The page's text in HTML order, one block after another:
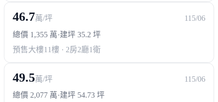
46.7萬/坪
115/06
總價 1,355 萬·建坪 35.2 坪
預售大樓11樓 · 2房2廳1衛
49.5萬/坪
115/06
總價 2,077 萬·建坪 54.73 坪